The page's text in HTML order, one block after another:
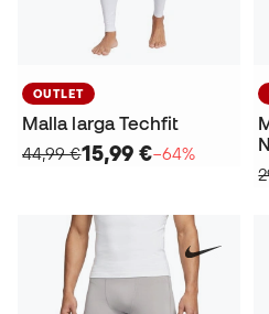
OUTLET
Malla larga Techfit
44,99 €15,99 €−64%